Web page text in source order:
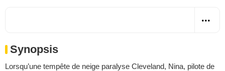
Synopsis
Lorsqu’une tempête de neige paralyse Cleveland, Nina, pilote de